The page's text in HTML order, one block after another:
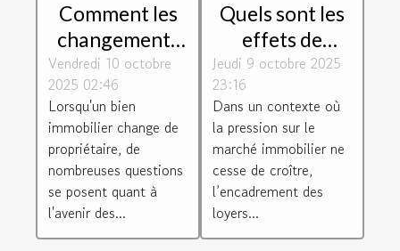
Comment les
changements
de propriété
affectent-ils
les contrats de
location
existants ?
Vendredi 10 octobre
2025 02:46
Lorsqu'un bien
immobilier change de
propriétaire, de
nombreuses questions
se posent quant à
l'avenir des...
Quels sont les
effets de
l'encadrement
des loyers sur
la mobilité
résidentielle ?
Jeudi 9 octobre 2025
23:16
Dans un contexte où
la pression sur le
marché immobilier ne
cesse de croître,
l’encadrement des
loyers...